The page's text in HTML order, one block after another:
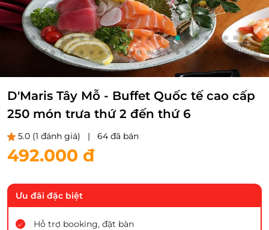
19/50
D'Maris Tây Mỗ - Buffet Quốc tế cao cấp
250 món trưa thứ 2 đến thứ 6
5.0 (1 đánh giá) | 64 đã bán
492.000 đ
Ưu đãi đặc biệt
Hỗ trợ booking, đặt bàn